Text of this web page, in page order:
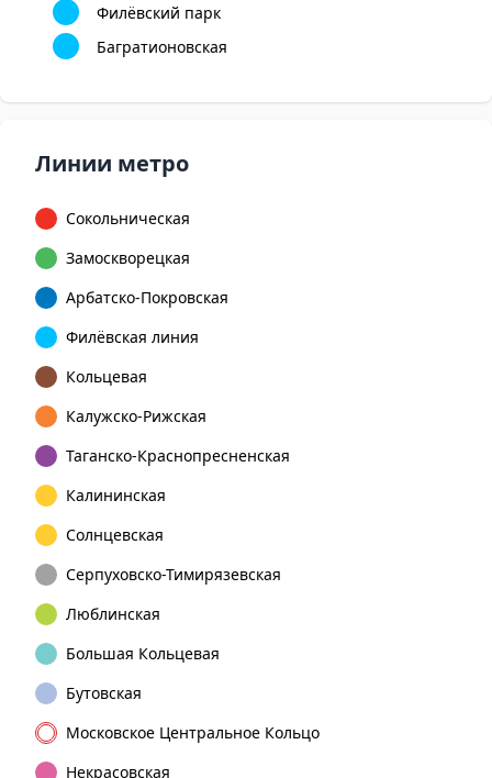
Филёвский парк
Багратионовская
Линии метро
Сокольническая
Замоскворецкая
Арбатско-Покровская
Филёвская линия
Кольцевая
Калужско-Рижская
Таганско-Краснопресненская
Калининская
Солнцевская
Серпуховско-Тимирязевская
Люблинская
Большая Кольцевая
Бутовская
Московское Центральное Кольцо
Некрасовская